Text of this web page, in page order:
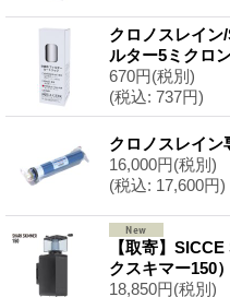
クロノスレイン
ルター5ミクロ
670円(税別)
(税込: 737円)
クロノスレイン
16,000円(税別)
(税込: 17,600円)
【取寄】
クスキマー150）
18,850円(税別)